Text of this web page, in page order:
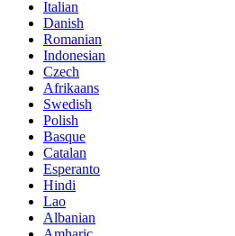
Italian
Danish
Romanian
Indonesian
Czech
Afrikaans
Swedish
Polish
Basque
Catalan
Esperanto
Hindi
Lao
Albanian